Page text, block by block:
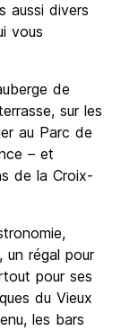
aussi divers
vous
de
sur les
au Parc de
– et
de la Croix-
un régal pour
pour ses
du Vieux
les bars